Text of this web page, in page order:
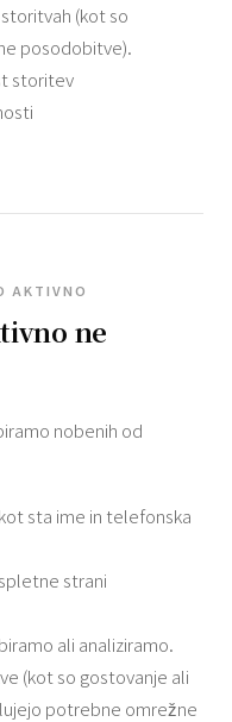
(kot so
posodobitve).
storitev
AKTIVNO
ne
nobenih od
sta ime in telefonska
strani
ali analiziramo.
(kot so gostovanje ali
potrebne omrežne